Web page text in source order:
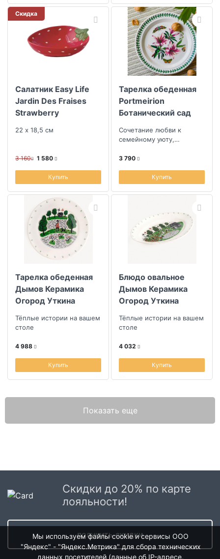
Скидка
Салатник Easy Life
Jardin Des Fraises
Strawberry
22 х 18,5 см
3 160 1 580
Купить
Тарелка обеденная
Portmeirion
Ботанический сад
Сочетание любви к
семейному уюту,
работы и смелостью
3 790
Купить
Тарелка обеденная
Дымов Керамика
Огород Уткина
Тёплые истории на вашем
столе
4 988
Купить
Блюдо овальное
Дымов Керамика
Огород Уткина
Тёплые истории на вашем
столе
4 032
Купить
Показать еще
Скидки до 20% по карте
лояльности!
получить скидки
Мы используем файлы cookie и сервисы ООО
"Яндекс" - "Яндекс.Метрика" для сбора технических
данных посетителей (данные об IP-адресе,